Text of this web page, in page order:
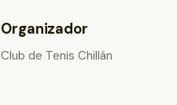
Organizador
Club de Tenis Chillán